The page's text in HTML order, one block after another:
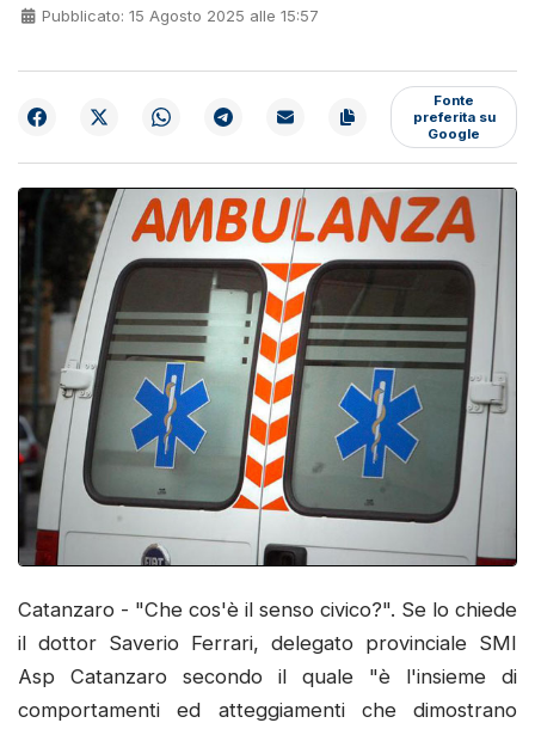
Pubblicato: 15 Agosto 2025 alle 15:57
Fonte
preferita su
Google
Catanzaro - "Che cos'è il senso civico?". Se lo chiede
il dottor Saverio Ferrari, delegato provinciale SMI
Asp Catanzaro secondo il quale "è l'insieme di
comportamenti ed atteggiamenti che dimostrano